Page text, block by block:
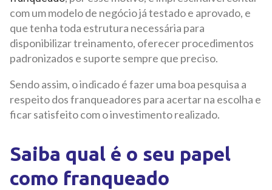
com um modelo de negócio já testado e aprovado, e
que tenha toda estrutura necessária para
disponibilizar treinamento, oferecer procedimentos
padronizados e suporte sempre que preciso.
Sendo assim, o indicado é fazer uma boa pesquisa a
respeito dos franqueadores para acertar na escolha e
ficar satisfeito com o investimento realizado.
Saiba qual é o seu papel
como franqueado